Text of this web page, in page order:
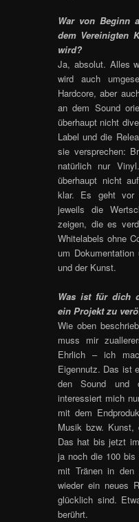
War von Beginn
dem Vereinigten
wird?
Ja, absolut. Alles
wird auch
Hardcore, aber
an dem Sound
überhaupt nicht
Label und die
sie versprechen:
natürlich nur
überhaupt nicht
klar. Es geht vor
jeweils die
zeigen, die es
Whitelabels ohne
um
und der Kunst.
Was ist für dich
ein Projekt zu
Wie oben
muss mir
Ehrlich – ich
Eigennutz. Das ist
den Sound und
interessiert mich
mit dem
Musik bzw. Kunst,
Das hat bis jetzt
ja noch die 100
mit Tränen in
wieder ein neues
glücklich sind.
berührt.